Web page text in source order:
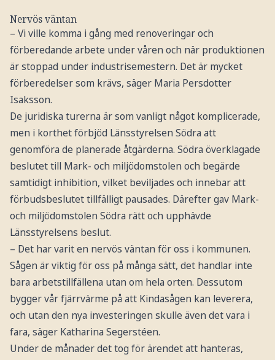
Nervös väntan
– Vi ville komma i gång med renoveringar och
förberedande arbete under våren och när produktionen
är stoppad under industrisemestern. Det är mycket
förberedelser som krävs, säger Maria Persdotter
Isaksson.
De juridiska turerna är som vanligt något komplicerade,
men i korthet förbjöd Länsstyrelsen Södra att
genomföra de planerade åtgärderna. Södra överklagade
beslutet till Mark- och miljödomstolen och begärde
samtidigt inhibition, vilket beviljades och innebar att
förbudsbeslutet tillfälligt pausades. Därefter gav Mark-
och miljödomstolen Södra rätt och upphävde
Länsstyrelsens beslut.
– Det har varit en nervös väntan för oss i kommunen.
Sågen är viktig för oss på många sätt, det handlar inte
bara arbetstillfällena utan om hela orten. Dessutom
bygger vår fjärrvärme på att Kindasågen kan leverera,
och utan den nya investeringen skulle även det vara i
fara, säger Katharina Segerstéen.
Under de månader det tog för ärendet att hanteras,